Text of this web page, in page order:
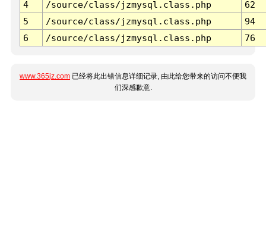
4
/source/class/jzmysql.class.php
62
5
/source/class/jzmysql.class.php
94
6
/source/class/jzmysql.class.php 76
www.365jz.com 已经将此出错信息详细记录, 由此给您带来的访问不便我
们深感歉意.